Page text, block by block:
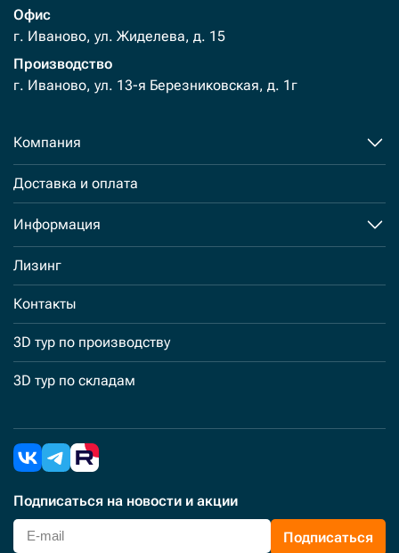
Офис
г. Иваново, ул. Жиделева, д. 15
Производство
г. Иваново, ул. 13-я Березниковская, д. 1г
Компания
Доставка и оплата
Информация
Лизинг
Контакты
3D тур по производству
3D тур по складам
Подписаться на новости и акции
Подписаться